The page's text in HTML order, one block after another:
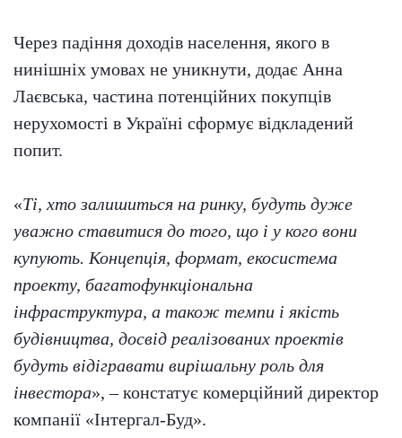
Через падіння доходів населення, якого в
нинішніх умовах не уникнути, додає Анна
Лаєвська, частина потенційних покупців
нерухомості в Україні сформує відкладений
попит.
«Ті, хто залишиться на ринку, будуть дуже
уважно ставитися до того, що і у кого вони
купують. Концепція, формат, екосистема
проекту, багатофункціональна
інфраструктура, а також темпи і якість
будівництва, досвід реалізованих проектів
будуть відігравати вирішальну роль для
інвестора», – констатує комерційний директор
компанії «Інтергал-Буд».